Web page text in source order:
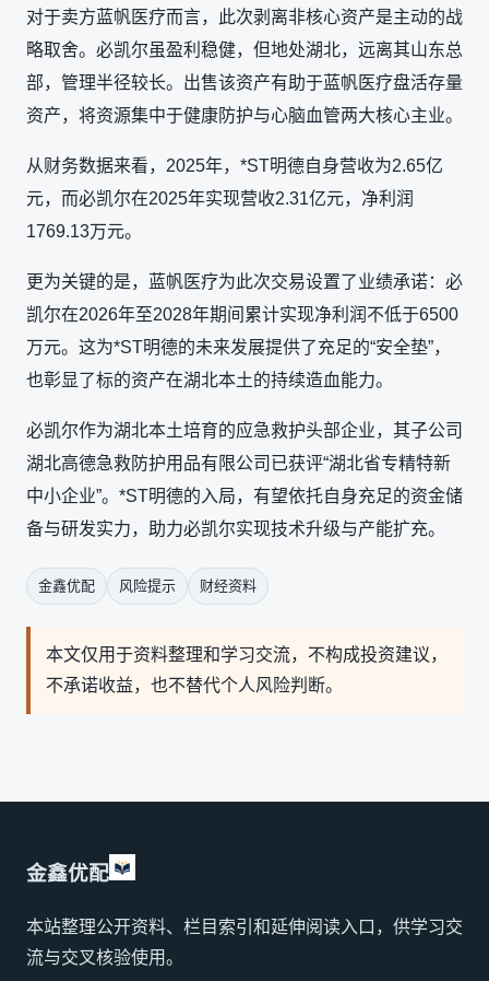
对于卖方蓝帆医疗而言，此次剥离非核心资产是主动的战
略取舍。必凯尔虽盈利稳健，但地处湖北，远离其山东总
部，管理半径较长。出售该资产有助于蓝帆医疗盘活存量
资产，将资源集中于健康防护与心脑血管两大核心主业。
从财务数据来看，2025年，*ST明德自身营收为2.65亿
元，而必凯尔在2025年实现营收2.31亿元，净利润
1769.13万元。
更为关键的是，蓝帆医疗为此次交易设置了业绩承诺：必
凯尔在2026年至2028年期间累计实现净利润不低于6500
万元。这为*ST明德的未来发展提供了充足的“安全垫”，
也彰显了标的资产在湖北本土的持续造血能力。
必凯尔作为湖北本土培育的应急救护头部企业，其子公司
湖北高德急救防护用品有限公司已获评“湖北省专精特新
中小企业”。*ST明德的入局，有望依托自身充足的资金储
备与研发实力，助力必凯尔实现技术升级与产能扩充。
金鑫优配 风险提示 财经资料
本文仅用于资料整理和学习交流，不构成投资建议，
不承诺收益，也不替代个人风险判断。
金鑫优配
本站整理公开资料、栏目索引和延伸阅读入口，供学习交
流与交叉核验使用。